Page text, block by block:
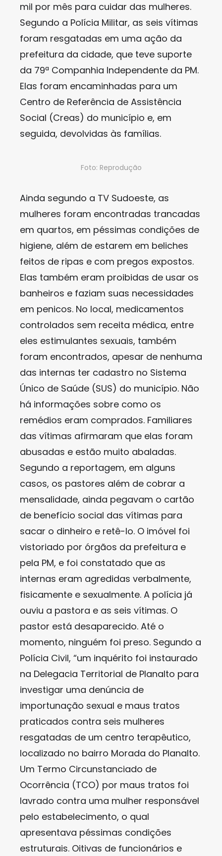
mil por mês para cuidar das mulheres.
Segundo a Polícia Militar, as seis vítimas
foram resgatadas em uma ação da
prefeitura da cidade, que teve suporte
da 79ª Companhia Independente da PM.
Elas foram encaminhadas para um
Centro de Referência de Assistência
Social (Creas) do município e, em
seguida, devolvidas às famílias.
Foto: Reprodução
Ainda segundo a TV Sudoeste, as
mulheres foram encontradas trancadas
em quartos, em péssimas condições de
higiene, além de estarem em beliches
feitos de ripas e com pregos expostos.
Elas também eram proibidas de usar os
banheiros e faziam suas necessidades
em penicos. No local, medicamentos
controlados sem receita médica, entre
eles estimulantes sexuais, também
foram encontrados, apesar de nenhuma
das internas ter cadastro no Sistema
Único de Saúde (SUS) do município. Não
há informações sobre como os
remédios eram comprados. Familiares
das vítimas afirmaram que elas foram
abusadas e estão muito abaladas.
Segundo a reportagem, em alguns
casos, os pastores além de cobrar a
mensalidade, ainda pegavam o cartão
de benefício social das vítimas para
sacar o dinheiro e retê-lo. O imóvel foi
vistoriado por órgãos da prefeitura e
pela PM, e foi constatado que as
internas eram agredidas verbalmente,
fisicamente e sexualmente. A polícia já
ouviu a pastora e as seis vítimas. O
pastor está desaparecido. Até o
momento, ninguém foi preso. Segundo a
Polícia Civil, “um inquérito foi instaurado
na Delegacia Territorial de Planalto para
investigar uma denúncia de
importunação sexual e maus tratos
praticados contra seis mulheres
resgatadas de um centro terapêutico,
localizado no bairro Morada do Planalto.
Um Termo Circunstanciado de
Ocorrência (TCO) por maus tratos foi
lavrado contra uma mulher responsável
pelo estabelecimento, o qual
apresentava péssimas condições
estruturais. Oitivas de funcionários e